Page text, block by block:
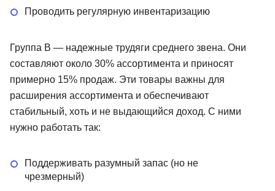
Проводить регулярную инвентаризацию
Группа B — надежные трудяги среднего звена. Они
составляют около 30% ассортимента и приносят
примерно 15% продаж. Эти товары важны для
расширения ассортимента и обеспечивают
стабильный, хоть и не выдающийся доход. С ними
нужно работать так:
Поддерживать разумный запас (но не
чрезмерный)